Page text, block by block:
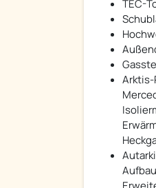
TEC-
Arktis-